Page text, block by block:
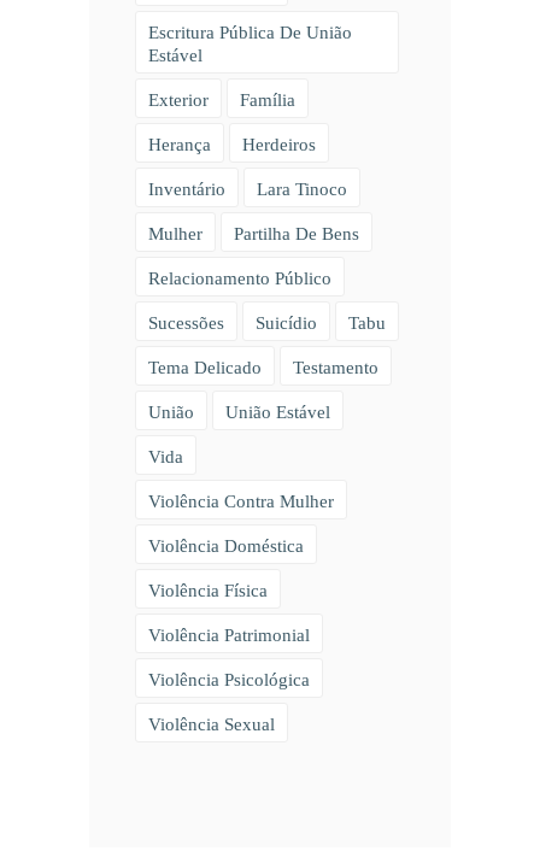
Escritura Pública De União
Estável
Exterior Família
Herança Herdeiros
Inventário Lara Tinoco
Mulher Partilha De Bens
Relacionamento Público
Sucessões Suicídio Tabu
Tema Delicado Testamento
União União Estável
Vida
Violência Contra Mulher
Violência Doméstica
Violência Física
Violência Patrimonial
Violência Psicológica
Violência Sexual